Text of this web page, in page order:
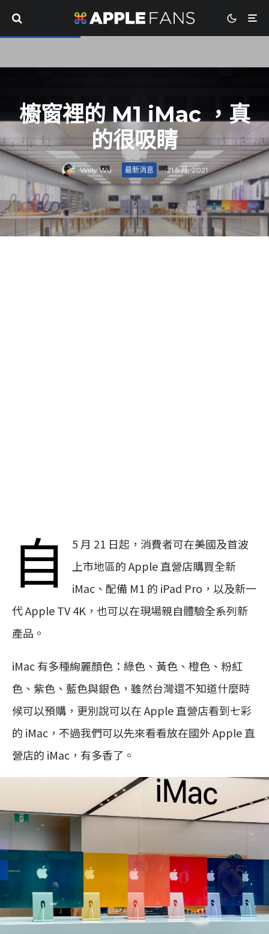
櫥窗裡的 M1 iMac ，真
的很吸睛
Willy Wu · 最新消息 · 21 5 月, 2021
自
5 月 21 日起，消費者可在美國及首波
上市地區的 Apple 直營店購買全新
iMac、配備 M1 的 iPad Pro，以及新一
代 Apple TV 4K，也可以在現場親自體驗全系列新
產品。
iMac 有多種絢麗顏色：綠色、黃色、橙色、粉紅
色、紫色、藍色與銀色，雖然台灣還不知道什麼時
候可以預購，更別說可以在 Apple 直營店看到七彩
的 iMac，不過我們可以先來看看放在國外 Apple 直
營店的 iMac，有多香了。